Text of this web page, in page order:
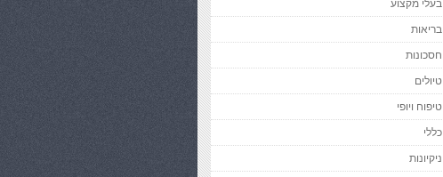
בעלי מקצוע
בריאות
חסכונות
טיולים
טיפוח ויופי
כללי
ניקיונות